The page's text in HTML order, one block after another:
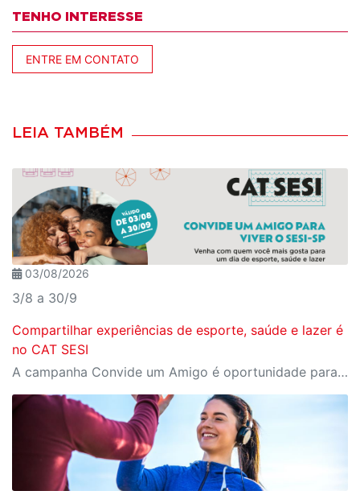
TENHO INTERESSE
ENTRE EM CONTATO
LEIA TAMBÉM
03/08/2026
3/8 a 30/9
Compartilhar experiências de esporte, saúde e lazer é
no CAT SESI
A campanha Convide um Amigo é oportunidade para reunir amigos para aproveitar juntos toda estrutura da unidade SESI-SP mais próxima. Os benefícios para clientes e convidados estão no regulamento